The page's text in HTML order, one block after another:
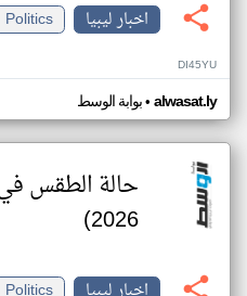
اخبار ليبيا
Politics
DI45YU
بوابة الوسط• alwasat.ly
2026)